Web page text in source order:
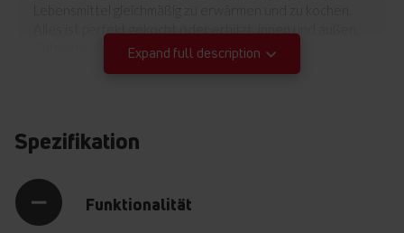
Zufriedenheit garantiert!Expand full description
Spezifikation
Funktionalität